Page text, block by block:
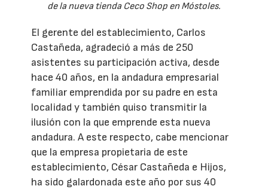
de la nueva tienda Ceco Shop en Móstoles.
El gerente del establecimiento, Carlos
Castañeda, agradeció a más de 250
asistentes su participación activa, desde
hace 40 años, en la andadura empresarial
familiar emprendida por su padre en esta
localidad y también quiso transmitir la
ilusión con la que emprende esta nueva
andadura. A este respecto, cabe mencionar
que la empresa propietaria de este
establecimiento, César Castañeda e Hijos,
ha sido galardonada este año por sus 40